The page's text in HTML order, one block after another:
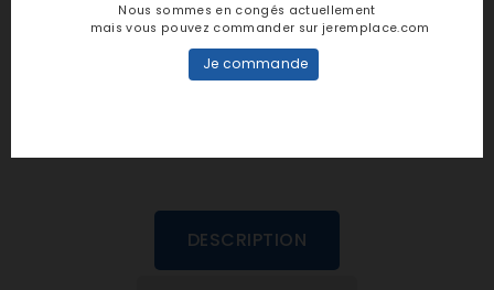
personne n'a encore posté d'avis
DESCRIPTION
Nous sommes en congés actuellement
mais vous pouvez commander sur jeremplace.com
Je commande